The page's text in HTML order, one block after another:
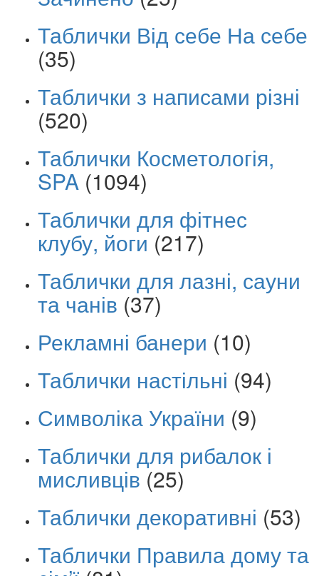
Таблички Від себе На себе
(35)
Таблички з написами різні
(520)
Таблички Косметологія,
SPA (1094)
Таблички для фітнес
клубу, йоги (217)
Таблички для лазні, сауни
та чанів (37)
Рекламні банери (10)
Таблички настільні (94)
Символіка України (9)
Таблички для рибалок і
мисливців (25)
Таблички декоративні (53)
Таблички Правила дому та